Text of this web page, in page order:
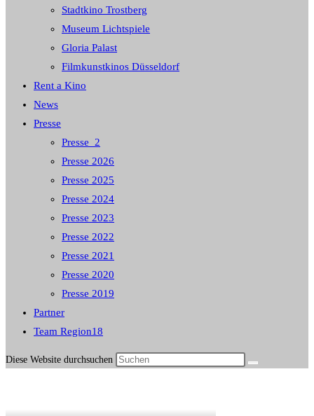
Stadtkino Trostberg
Museum Lichtspiele
Gloria Palast
Filmkunstkinos Düsseldorf
Rent a Kino
News
Presse
Presse_2
Presse 2026
Presse 2025
Presse 2024
Presse 2023
Presse 2022
Presse 2021
Presse 2020
Presse 2019
Partner
Team Region18
Diese Website durchsuchen